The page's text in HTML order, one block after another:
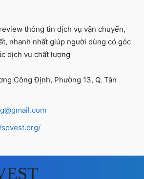
thông tin dịch vụ vận chuyển,
nhanh nhất giúp người dùng có góc
dịch vụ chất lượng
Công Định, Phường 13, Q. Tân